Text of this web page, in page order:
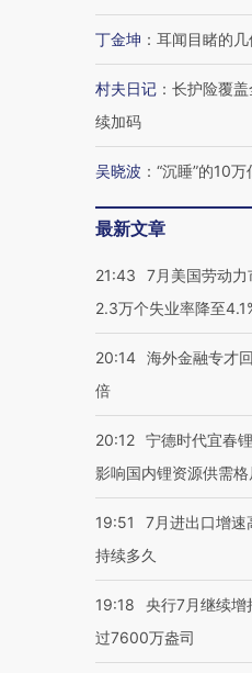
丁金坤 ： 耳闻目睹的
村夫日记 ： 长护险覆
续加码
吴晓波 ： “沉睡”的10
最新文章
21:43
7月美国劳动
2.3万个失业率降至
20:14 海外金融专才
倍
20:12 宁德时代宜春
影响国内锂资源供需格
19:51
7月进出口增速
持续多久
19:18
央行7月继续增
过7600万盎司